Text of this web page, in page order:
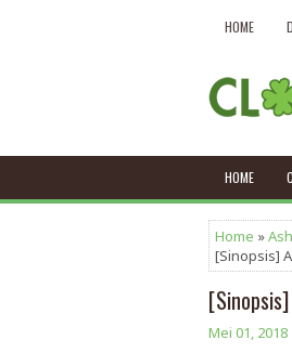
HOME
HOME
Home »
[Sinopsis]
Mei 01, 2018